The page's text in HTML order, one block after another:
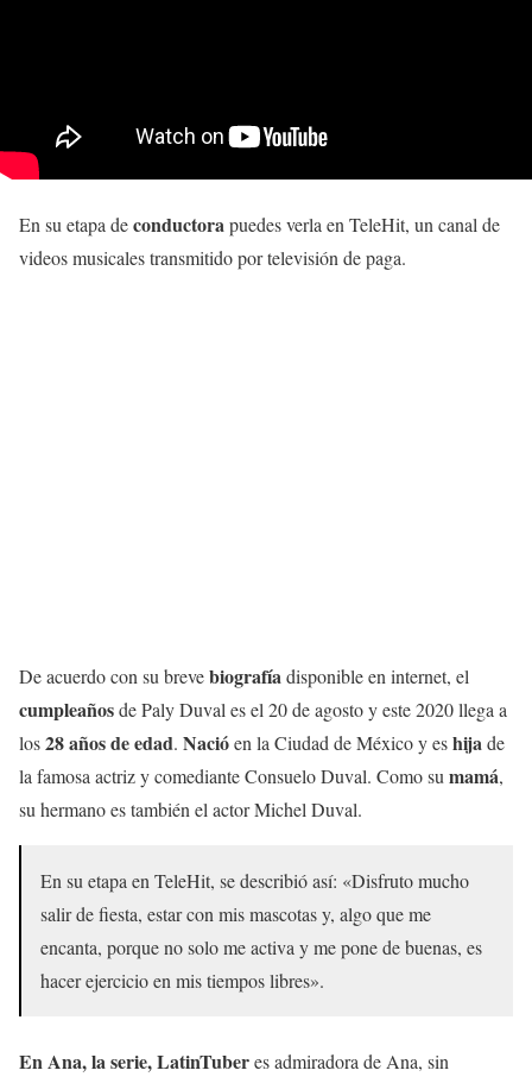
En su etapa deconductorapuedes verla en TeleHit, un canal de
videos musicales transmitido por televisión de paga.
De acuerdo con su brevebiografíadisponible en internet, el
cumpleañosde Paly Duval es el 20 de agosto y este 2020 llega a
los28 años de edad. Nacióen la Ciudad de México y eshijade
la famosa actriz y comediante Consuelo Duval. Como su mamá,
su hermano es también el actor Michel Duval.
En su etapa en TeleHit, se describió así: «Disfruto mucho
salir de fiesta, estar con mis mascotas y, algo que me
encanta, porque no solo me activa y me pone de buenas, es
hacer ejercicio en mis tiempos libres».
En Ana, la serie, LatinTuberes admiradora de Ana, sin